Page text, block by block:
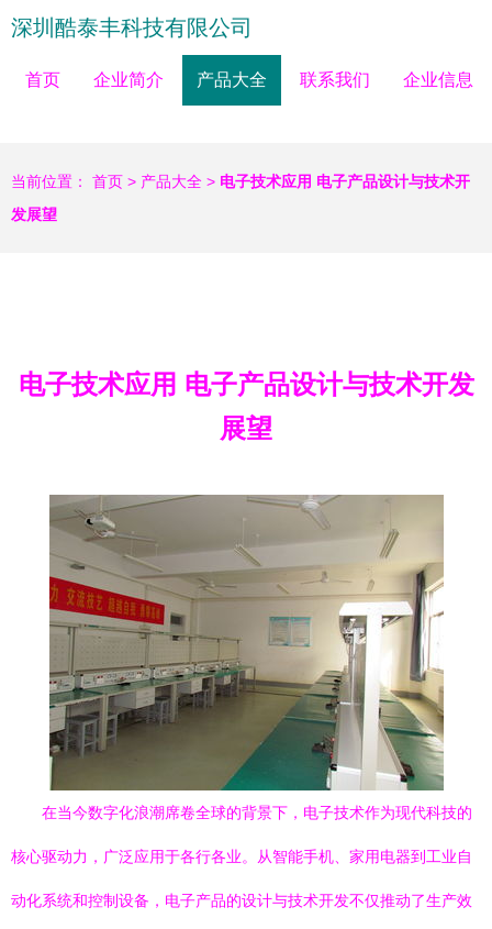
深圳酷泰丰科技有限公司
首页 企业简介 产品大全 联系我们 企业信息
当前位置： 首页 > 产品大全 > 电子技术应用 电子产品设计与技术开
发展望
电子技术应用 电子产品设计与技术开发
展望
在当今数字化浪潮席卷全球的背景下，电子技术作为现代科技的
核心驱动力，广泛应用于各行各业。从智能手机、家用电器到工业自
动化系统和控制设备，电子产品的设计与技术开发不仅推动了生产效